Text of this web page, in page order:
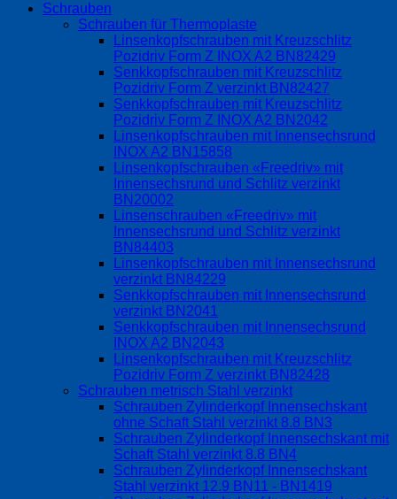
Schrauben
Schrauben für Thermoplaste
Linsenkopfschrauben mit Kreuzschlitz
Pozidriv Form Z INOX A2 BN82429
Senkkopfschrauben mit Kreuzschlitz
Pozidriv Form Z verzinkt BN82427
Senkkopfschrauben mit Kreuzschlitz
Pozidriv Form Z INOX A2 BN2042
Linsenkopfschrauben mit Innensechsrund
INOX A2 BN15858
Linsenkopfschrauben «Freedriv» mit
Innensechsrund und Schlitz verzinkt
BN20002
Linsenschrauben «Freedriv» mit
Innensechsrund und Schlitz verzinkt
BN84403
Linsenkopfschrauben mit Innensechsrund
verzinkt BN84229
Senkkopfschrauben mit Innensechsrund
verzinkt BN2041
Senkkopfschrauben mit Innensechsrund
INOX A2 BN2043
Linsenkopfschrauben mit Kreuzschlitz
Pozidriv Form Z verzinkt BN82428
Schrauben metrisch Stahl verzinkt
Schrauben Zylinderkopf Innensechskant
ohne Schaft Stahl verzinkt 8.8 BN3
Schrauben Zylinderkopf Innensechskant mit
Schaft Stahl verzinkt 8.8 BN4
Schrauben Zylinderkopf Innensechskant
Stahl verzinkt 12.9 BN11 - BN1419